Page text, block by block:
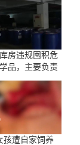
房违规囤积危
品，主要负责
三不知
孩遭自家饲养